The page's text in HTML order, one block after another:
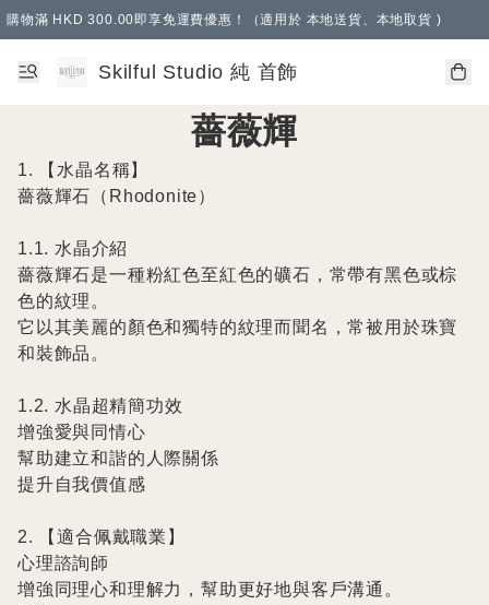
購物滿 HKD 300.00即享免運費優惠！（適用於 本地送貨、本地取貨 )
Skilful Studio 純 首飾
薔薇輝
1. 【水晶名稱】
薔薇輝石（Rhodonite）
1.1. 水晶介紹
薔薇輝石是一種粉紅色至紅色的礦石，常帶有黑色或棕
色的紋理。
它以其美麗的顏色和獨特的紋理而聞名，常被用於珠寶
和裝飾品。
1.2. 水晶超精簡功效
增強愛與同情心
幫助建立和諧的人際關係
提升自我價值感
2. 【適合佩戴職業】
心理諮詢師
增強同理心和理解力，幫助更好地與客戶溝通。